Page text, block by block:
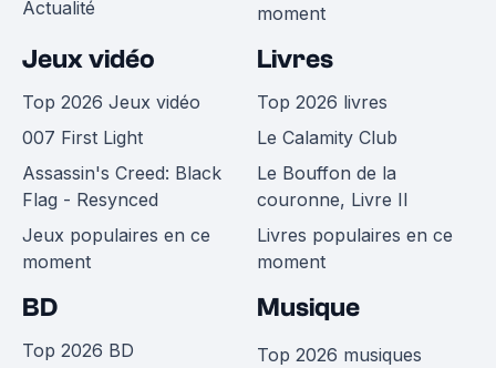
Actualité
moment
Jeux vidéo
Top 2026 Jeux vidéo
007 First Light
Assassin's Creed: Black
Flag - Resynced
Jeux populaires en ce
moment
Livres
Top 2026 livres
Le Calamity Club
Le Bouffon de la
couronne, Livre II
Livres populaires en ce
moment
BD
Top 2026 BD
Musique
Top 2026 musiques